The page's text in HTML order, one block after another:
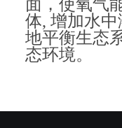
面，使氧气
体, 增加水
地平衡生态
态环境。